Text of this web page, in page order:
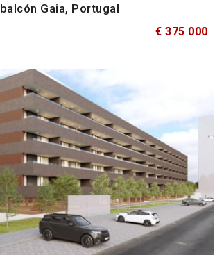
balcón Gaia, Portugal
€ 375 000